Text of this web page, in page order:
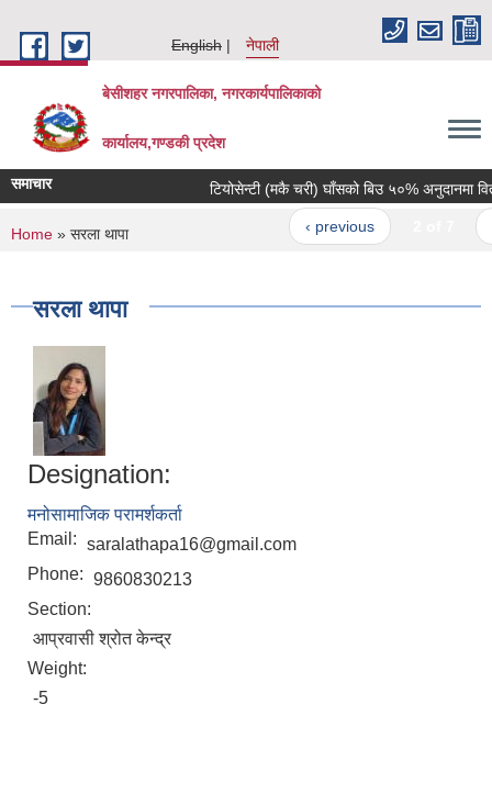
English
नेपाली
बेसीशहर नगरपालिका, नगरकार्यपालिकाको
कार्यालय,गण्डकी प्रदेश
समाचार टियोसेन्टी (मकै चरी) घाँसको बिउ ५०% अनुदानमा
‹ previous
You are here
Home » सरला थापा
सरला थापा
Designation:
मनोसामाजिक परामर्शकर्ता
Email: saralathapa16@gmail.com
Phone: 9860830213
Section:
आप्रवासी श्रोत केन्द्र
Weight:
-5